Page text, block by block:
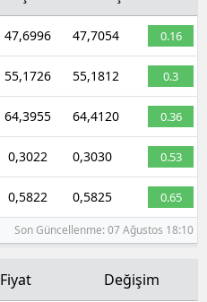
47,6996 47,7054 0.16
55,1726 55,1812 0.3
64,3955 64,4120 0.36
0,3022 0,3030 0.53
0,5822 0,5825 0.65
Son Güncellenme: 07 Ağustos 18:10
Fiyat Değişim